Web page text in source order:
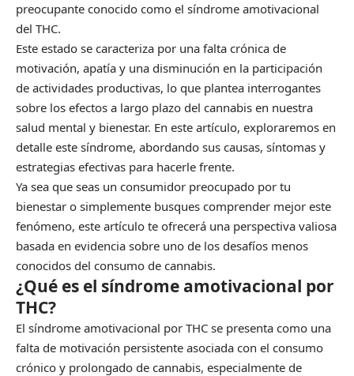
preocupante conocido como el síndrome amotivacional
del THC.
Este estado se caracteriza por una falta crónica de
motivación, apatía y una disminución en la participación
de actividades productivas, lo que plantea interrogantes
sobre los efectos a largo plazo del cannabis en nuestra
salud mental y bienestar. En este artículo, exploraremos en
detalle este síndrome, abordando sus causas, síntomas y
estrategias efectivas para hacerle frente.
Ya sea que seas un consumidor preocupado por tu
bienestar o simplemente busques comprender mejor este
fenómeno, este artículo te ofrecerá una perspectiva valiosa
basada en evidencia sobre uno de los desafíos menos
conocidos del consumo de cannabis.
¿Qué es el síndrome amotivacional por
THC?
El síndrome amotivacional por THC se presenta como una
falta de motivación persistente asociada con el consumo
crónico y prolongado de cannabis, especialmente de